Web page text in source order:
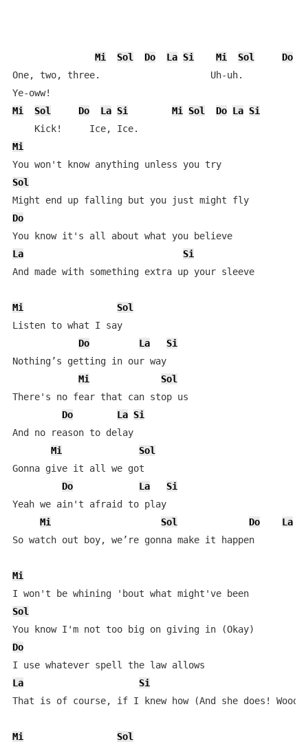
Mi Sol Do La Si Mi Sol Do
One, two, three.                    Uh-uh.
Mi
Sol Do La Si Mi Sol Do La Si
Mi
You won't know anything unless you try
Sol
Might end up falling but you just might fly
Do
You know it's all about what you believe
La
Si
And made with something extra up your sleeve
Mi
Sol
Listen to what I say
Do
La
Si
Nothing’s getting in our way
Mi
Sol
There's no fear that can stop us
Do
La Si
And no reason to delay
Mi
Sol
Gonna give it all we got
Do
La
Si
Yeah we ain't afraid to play
Mi
Sol Do La
So watch out boy, we’re gonna make it happen
Mi
I won't be whining 'bout what might've been
Sol
Do
La
Si
That is of course, if I knew how (And she does!
Mi Sol